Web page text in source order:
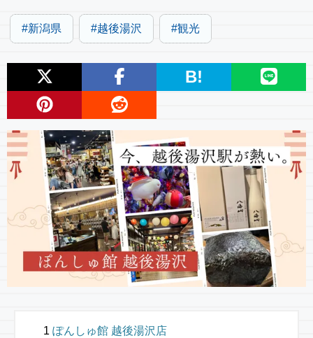
新潟県 越後湯沢 観光
B!
ぽんしゅ館 越後湯沢店